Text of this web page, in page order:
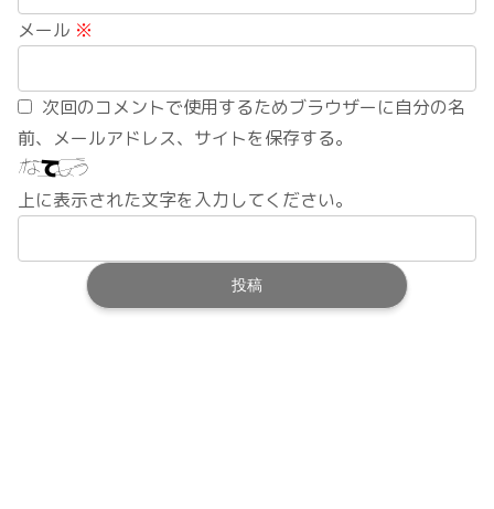
メール ※
次回のコメントで使用するためブラウザーに自分の名
前、メールアドレス、サイトを保存する。
上に表示された文字を入力してください。